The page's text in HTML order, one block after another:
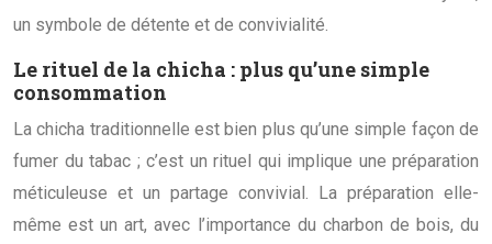
un symbole de détente et de convivialité.
Le rituel de la chicha : plus qu’une simple
consommation
La chicha traditionnelle est bien plus qu’une simple façon de
fumer du tabac ; c’est un rituel qui implique une préparation
méticuleuse et un partage convivial. La préparation elle-
même est un art, avec l’importance du charbon de bois, du